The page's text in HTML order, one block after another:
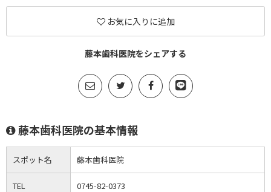
お気に入りに追加
藤本歯科医院をシェアする
藤本歯科医院の基本情報
スポット名 藤本歯科医院
TEL 0745-82-0373